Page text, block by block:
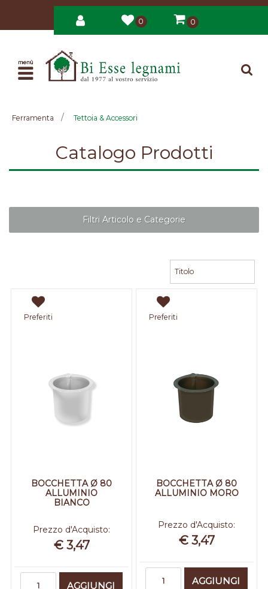
0 0
Open
Ferramenta Tettoia & Accessori
Catalogo Prodotti
Filtri Articolo e Categorie
Preferiti
BOCCHETTA Ø 80
ALLUMINIO
BIANCO
Prezzo d'Acquisto:
€ 3,47
AGGIUNGI
Preferiti
BOCCHETTA Ø 80
ALLUMINIO MORO
Prezzo d'Acquisto:
€ 3,47
AGGIUNGI